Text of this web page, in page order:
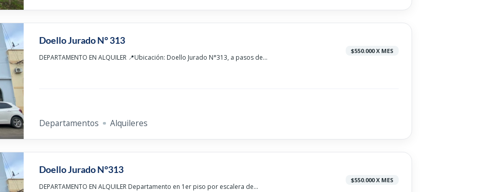
Doello Jurado N° 313
DEPARTAMENTO EN ALQUILER 📍Ubicación: Doello Jurado N°313, a pasos de...
$550.000 X MES
Departamentos Alquileres
Doello Jurado N°313
DEPARTAMENTO EN ALQUILER Departamento en 1er piso por escalera de...
$550.000 X MES